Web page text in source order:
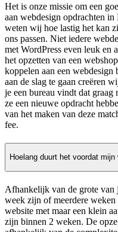
Het is onze missie om een
aan webdesign opdrachten
weten wij hoe lastig het kan
ons passen. Niet iedere
met WordPress even leuk en
het opzetten van een
koppelen aan een webdesign
aan de slag te gaan creëren
je een bureau vindt dat
ze een nieuwe opdracht
van het maken van deze
fee.
Hoelang duurt het voordat
Afhankelijk van de grote van
week zijn of meerdere weken
website met maar een klein
zijn binnen 2 weken. De